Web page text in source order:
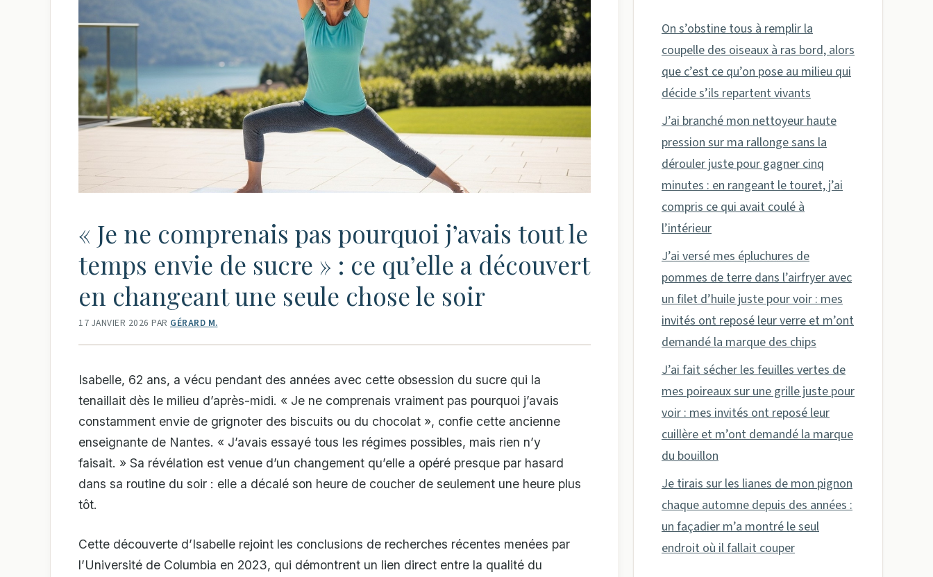
« Je ne comprenais pas pourquoi j’avais tout le
temps envie de sucre » : ce qu’elle a découvert
en changeant une seule chose le soir
17 JANVIER 2026 PAR GÉRARD M.
Isabelle, 62 ans, a vécu pendant des années avec cette obsession du sucre qui la
tenaillait dès le milieu d’après-midi. « Je ne comprenais vraiment pas pourquoi j’avais
constamment envie de grignoter des biscuits ou du chocolat », confie cette ancienne
enseignante de Nantes. « J’avais essayé tous les régimes possibles, mais rien n’y
faisait. » Sa révélation est venue d’un changement qu’elle a opéré presque par hasard
dans sa routine du soir : elle a décalé son heure de coucher de seulement une heure plus
tôt.
Cette découverte d’Isabelle rejoint les conclusions de recherches récentes menées par
l’Université de Columbia en 2023, qui démontrent un lien direct entre la qualité du
On s’obstine tous à remplir la
coupelle des oiseaux à ras bord, alors
que c’est ce qu’on pose au milieu qui
décide s’ils repartent vivants
J’ai branché mon nettoyeur haute
pression sur ma rallonge sans la
dérouler juste pour gagner cinq
minutes : en rangeant le touret, j’ai
compris ce qui avait coulé à
l’intérieur
J’ai versé mes épluchures de
pommes de terre dans l’airfryer avec
un filet d’huile juste pour voir : mes
invités ont reposé leur verre et m’ont
demandé la marque des chips
J’ai fait sécher les feuilles vertes de
mes poireaux sur une grille juste pour
voir : mes invités ont reposé leur
cuillère et m’ont demandé la marque
du bouillon
Je tirais sur les lianes de mon pignon
chaque automne depuis des années :
un façadier m’a montré le seul
endroit où il fallait couper